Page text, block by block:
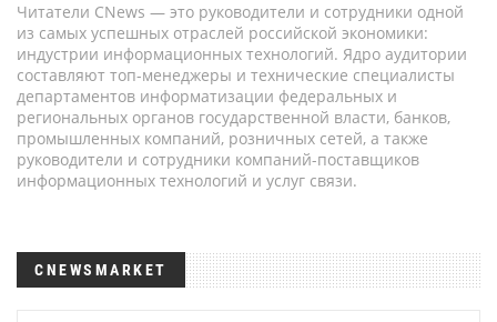
Читатели CNews — это руководители и сотрудники одной
из самых успешных отраслей российской экономики:
индустрии информационных технологий. Ядро аудитории
составляют топ-менеджеры и технические специалисты
департаментов информатизации федеральных и
региональных органов государственной власти, банков,
промышленных компаний, розничных сетей, а также
руководители и сотрудники компаний-поставщиков
информационных технологий и услуг связи.
CNEWSMARKET